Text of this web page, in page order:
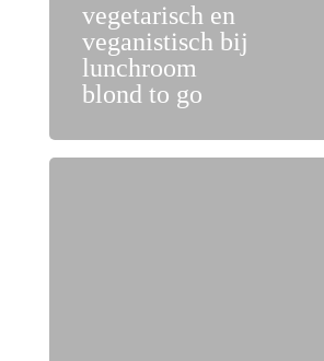
vegetarisch en
veganistisch bij
lunchroom
blond to go